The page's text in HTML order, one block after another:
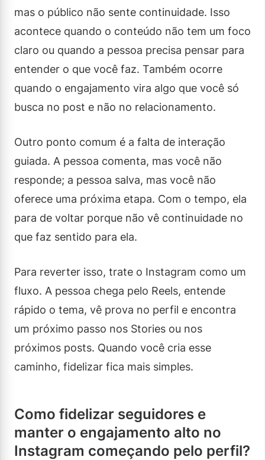
mas o público não sente continuidade. Isso
acontece quando o conteúdo não tem um foco
claro ou quando a pessoa precisa pensar para
entender o que você faz. Também ocorre
quando o engajamento vira algo que você só
busca no post e não no relacionamento.
Outro ponto comum é a falta de interação
guiada. A pessoa comenta, mas você não
responde; a pessoa salva, mas você não
oferece uma próxima etapa. Com o tempo, ela
para de voltar porque não vê continuidade no
que faz sentido para ela.
Para reverter isso, trate o Instagram como um
fluxo. A pessoa chega pelo Reels, entende
rápido o tema, vê prova no perfil e encontra
um próximo passo nos Stories ou nos
próximos posts. Quando você cria esse
caminho, fidelizar fica mais simples.
Como fidelizar seguidores e
manter o engajamento alto no
Instagram começando pelo perfil?